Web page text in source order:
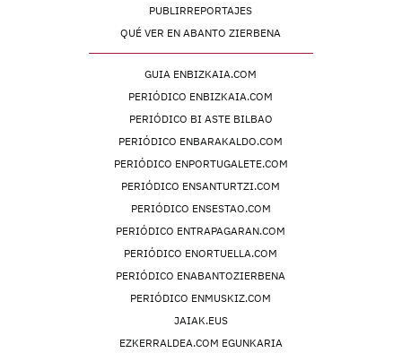
PUBLIRREPORTAJES
QUÉ VER EN ABANTO ZIERBENA
GUIA ENBIZKAIA.COM
PERIÓDICO ENBIZKAIA.COM
PERIÓDICO BI ASTE BILBAO
PERIÓDICO ENBARAKALDO.COM
PERIÓDICO ENPORTUGALETE.COM
PERIÓDICO ENSANTURTZI.COM
PERIÓDICO ENSESTAO.COM
PERIÓDICO ENTRAPAGARAN.COM
PERIÓDICO ENORTUELLA.COM
PERIÓDICO ENABANTOZIERBENA
PERIÓDICO ENMUSKIZ.COM
JAIAK.EUS
EZKERRALDEA.COM EGUNKARIA